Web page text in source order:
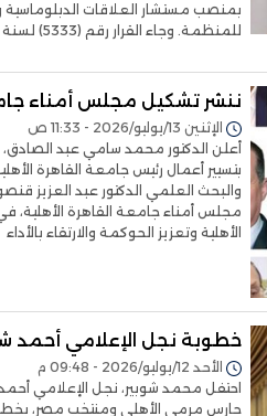
بمنصب مستشار العلاقات الدبلوماسية
للمنظمة. وجاء القرار رقم (5333) لسنة 2026،
ننشر تشكيل مجلس أمناء
الإثنين 13/يوليو/2026 - 11:33 ص
أعلن الدكتور محمد سامي عبد
بتسيير أعمال رئيس جامعة القاهرة
مجلس أمناء جامعة القاهرة
الأهلية وتعزيز الحوكمة والارتقاء بالأداء
خطوبة نجل الإعلامي أحمد
الأحد 12/يوليو/2026 - 09:48 م
احتفل محمد شوبير، نجل الإعلامي
حارس مرمى الأهلي ومنتخب مصر،